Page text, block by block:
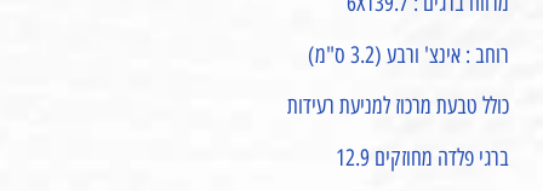
רוחב : אינצ' ורבע (3.2 ס"מ)
כולל טבעת מרכוז למניעת רעידות
ברגי פלדה מחוזקים 12.9